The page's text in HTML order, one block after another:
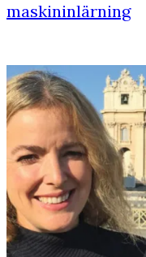
maskininlärning